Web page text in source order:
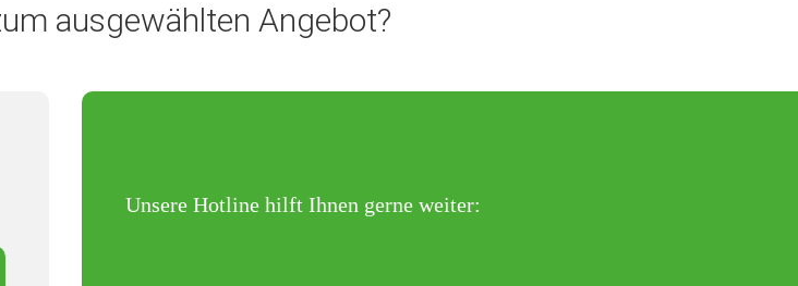
ausgewählten Angebot?
Unsere Hotline hilft Ihnen gerne weiter: